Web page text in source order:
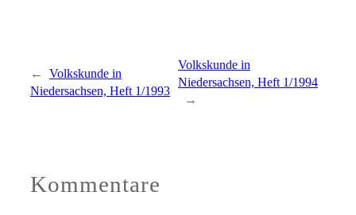
← Volkskunde in
Niedersachsen, Heft 1/1993
Volkskunde in
Niedersachsen, Heft 1/1994
→
Kommentare